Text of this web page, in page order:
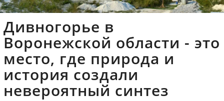
Дивногорье в
Воронежской области - это
место, где природа и
история создали
невероятный синтез